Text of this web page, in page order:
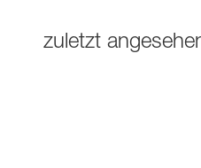
zuletzt